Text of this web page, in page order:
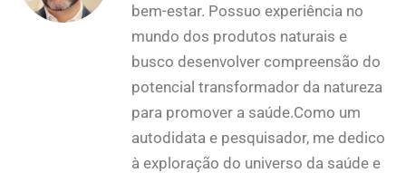
bem-estar. Possuo experiência no
mundo dos produtos naturais e
busco desenvolver compreensão do
potencial transformador da natureza
para promover a saúde.Como um
autodidata e pesquisador, me dedico
à exploração do universo da saúde e